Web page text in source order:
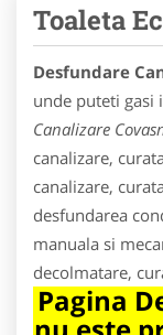
Toaleta
Desfundare
unde puteti
Canalizare
canalizare,
canalizare,
desfundarea
manuala si
decolmatare,
Pagina